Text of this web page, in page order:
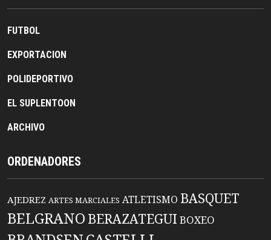
FUTBOL
EXPORTACION
POLIDEPORTIVO
EL SUPLENTOON
ARCHIVO
ORDENADORES
AJEDREZ ARTES MARCIALES ATLETISMO BASQUET
BELGRANO BERAZATEGUIBOXEO